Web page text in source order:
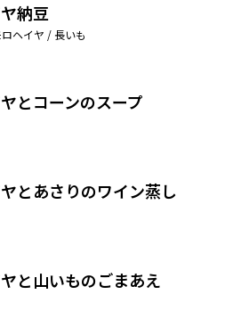
納豆
ヘイヤ / 長いも
とコーンのスープ
とあさりのワイン蒸し
と山いものごまあえ